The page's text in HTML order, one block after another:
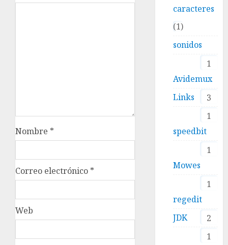
Nombre *
Correo electrónico *
Web
caracteres
1
sonidos
1
Avidemux
3
Links
1
speedbit
1
Mowes
1
regedit
2
JDK
1